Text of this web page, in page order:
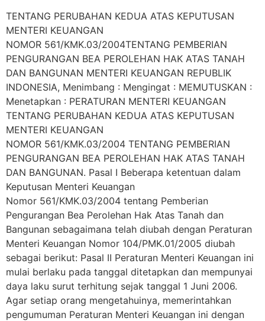
TENTANG PERUBAHAN KEDUA ATAS KEPUTUSAN
MENTERI KEUANGAN
NOMOR 561/KMK.03/2004TENTANG PEMBERIAN
PENGURANGAN BEA PEROLEHAN HAK ATAS TANAH
DAN BANGUNAN MENTERI KEUANGAN REPUBLIK
INDONESIA, Menimbang : Mengingat : MEMUTUSKAN :
Menetapkan : PERATURAN MENTERI KEUANGAN
TENTANG PERUBAHAN KEDUA ATAS KEPUTUSAN
MENTERI KEUANGAN
NOMOR 561/KMK.03/2004 TENTANG PEMBERIAN
PENGURANGAN BEA PEROLEHAN HAK ATAS TANAH
DAN BANGUNAN. Pasal I Beberapa ketentuan dalam
Keputusan Menteri Keuangan
Nomor 561/KMK.03/2004 tentang Pemberian
Pengurangan Bea Perolehan Hak Atas Tanah dan
Bangunan sebagaimana telah diubah dengan Peraturan
Menteri Keuangan Nomor 104/PMK.01/2005 diubah
sebagai berikut: Pasal II Peraturan Menteri Keuangan ini
mulai berlaku pada tanggal ditetapkan dan mempunyai
daya laku surut terhitung sejak tanggal 1 Juni 2006.
Agar setiap orang mengetahuinya, memerintahkan
pengumuman Peraturan Menteri Keuangan ini dengan